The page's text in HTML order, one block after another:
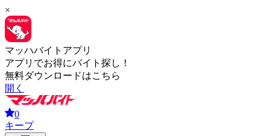
×
マッハバイトアプリ
アプリでお得にバイト探し！
無料ダウンロードはこちら
開く
0
キープ